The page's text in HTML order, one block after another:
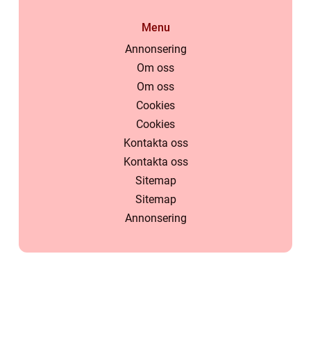
Menu
Annonsering
Om oss
Om oss
Cookies
Cookies
Kontakta oss
Kontakta oss
Sitemap
Sitemap
Annonsering